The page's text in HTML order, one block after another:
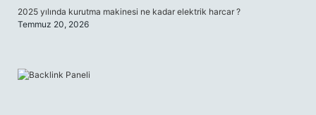
2025 yılında kurutma makinesi ne kadar elektrik harcar ?
Temmuz 20, 2026